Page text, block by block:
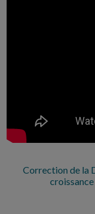
Correction de la